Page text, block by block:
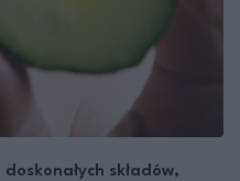
składów,